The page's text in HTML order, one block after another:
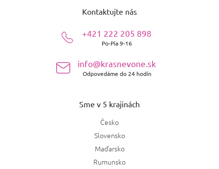
Kontaktujte nás
+421 222 205 898
Po-Pia 9-16
info@krasnevone.sk
Odpovedáme do 24 hodín
Sme v 5 krajinách
Česko
Slovensko
Maďarsko
Rumunsko